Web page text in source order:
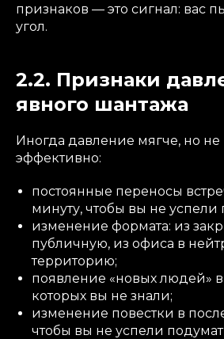
признаков — это сигнал: вас
угол.
2.2. Признаки
явного шантажа
Иногда давление мягче, но
эффективно:
постоянные переносы
минуту, чтобы вы не успели
изменение формата: из
публичную, из офиса в
территорию;
появление «новых людей»
которых вы не знали;
изменение повестки в
чтобы вы не успели